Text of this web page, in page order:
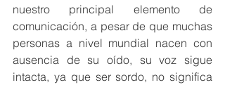
nuestro principal elemento de
comunicación, a pesar de que muchas
personas a nivel mundial nacen con
ausencia de su oído, su voz sigue
intacta, ya que ser sordo, no significa